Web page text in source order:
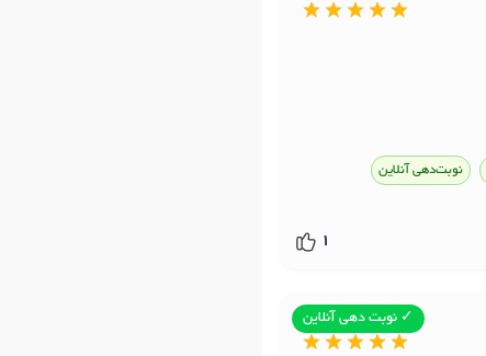
نوبت‌دهی آنلاین
1
✓ نوبت دهی آنلاین